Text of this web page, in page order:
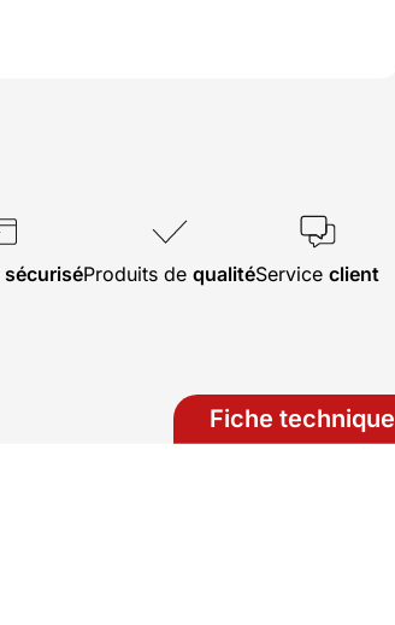
sécuriséProduits de qualitéService client
Fiche technique